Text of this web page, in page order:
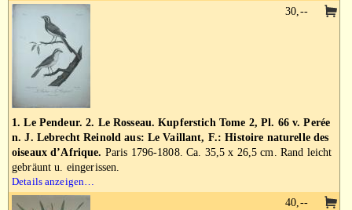
1. Le Pendeur. 2. Le Rosseau. Kupferstich Tome 2, Pl. 66 v. Perée
n. J. Lebrecht Reinold aus: Le Vaillant, F.: Histoire naturelle des
oiseaux d’Afrique. Paris 1796-1808. Ca. 35,5 x 26,5 cm. Rand leicht
gebräunt u. eingerissen.
Details anzeigen…
30,--
40,--